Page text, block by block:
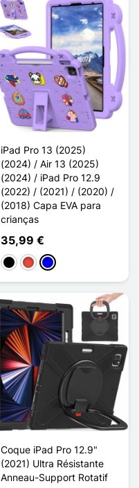
iPad Pro 13 (2025)
(2024) / Air 13 (2025)
(2024) / iPad Pro 12.9
(2022) / (2021) / (2020) /
(2018) Capa EVA para
crianças
35,99 €
PretoVermelho
Azul
Coque iPad Pro 12.9"
(2021) Ultra Résistante
Anneau-Support Rotatif